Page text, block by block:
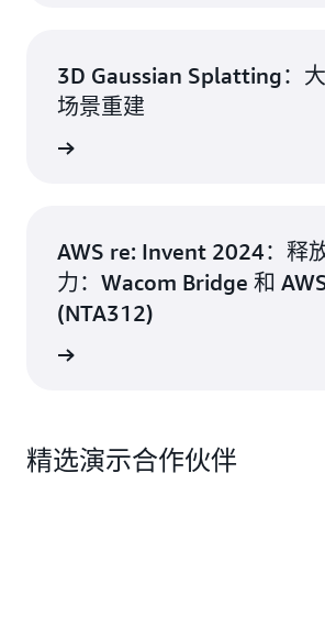
3D Gaussian Splatting：
场景重建
AWS re: Invent 2024：释
力：Wacom Bridge 和
(NTA312)
精选演示合作伙伴